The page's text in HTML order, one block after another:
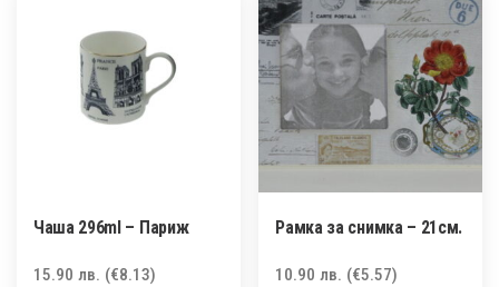
Чаша 296ml – Париж
15.90 лв. (€8.13)
Рамка за снимка – 21см.
10.90лв. (€5.57)